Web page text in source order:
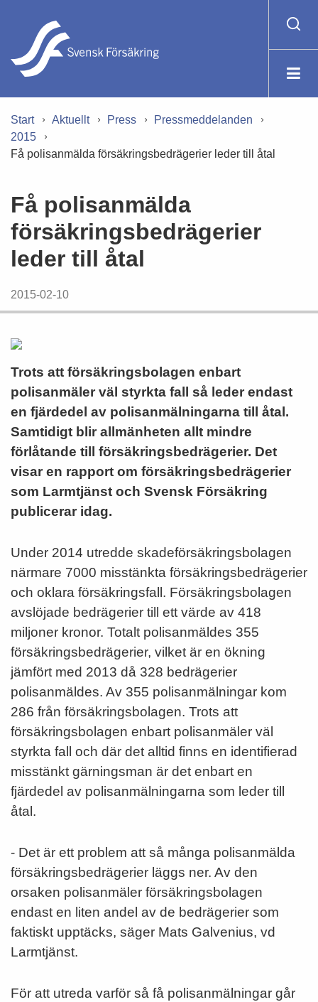
Start Aktuellt Press
Pressmeddelanden
2015
Få polisanmälda försäkringsbedrägerier leder till åtal
Få polisanmälda
försäkringsbedrägerier
leder till åtal
2015-02-10
Trots att försäkringsbolagen enbart
polisanmäler väl styrkta fall så leder endast
en fjärdedel av polisanmälningarna till åtal.
Samtidigt blir allmänheten allt mindre
förlåtande till försäkringsbedrägerier. Det
visar en rapport om försäkringsbedrägerier
som Larmtjänst och Svensk Försäkring
publicerar idag.
Under 2014 utredde skadeförsäkringsbolagen
närmare 7000 misstänkta försäkringsbedrägerier
och oklara försäkringsfall. Försäkringsbolagen
avslöjade bedrägerier till ett värde av 418
miljoner kronor. Totalt polisanmäldes 355
försäkringsbedrägerier, vilket är en ökning
jämfört med 2013 då 328 bedrägerier
polisanmäldes. Av 355 polisanmälningar kom
286 från försäkringsbolagen. Trots att
försäkringsbolagen enbart polisanmäler väl
styrkta fall och där det alltid finns en identifierad
misstänkt gärningsman är det enbart en
fjärdedel av polisanmälningarna som leder till
åtal.
- Det är ett problem att så många polisanmälda
försäkringsbedrägerier läggs ner. Av den
orsaken polisanmäler försäkringsbolagen
endast en liten andel av de bedrägerier som
faktiskt upptäcks, säger Mats Galvenius, vd
Larmtjänst.
För att utreda varför så få polisanmälningar går